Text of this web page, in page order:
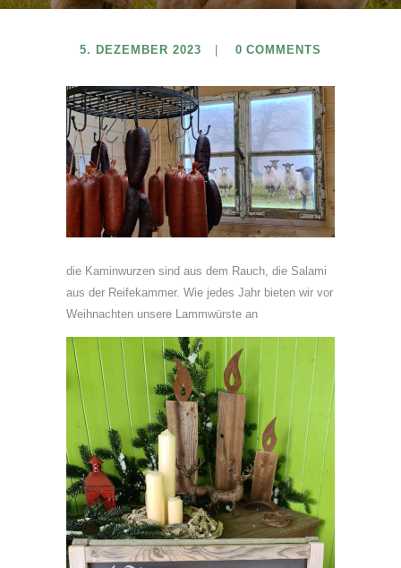
5. DEZEMBER 2023 0 COMMENTS
die Kaminwurzen sind aus dem Rauch, die Salami
aus der Reifekammer. Wie jedes Jahr bieten wir vor
Weihnachten unsere Lammwürste an